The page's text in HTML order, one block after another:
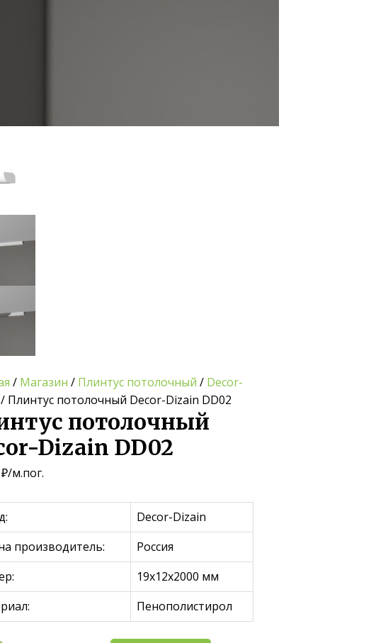
/ Магазин / Плинтус потолочный / Decor-
/ Плинтус потолочный Decor-Dizain DD02
потолочный
Dizain DD02
₽/м.пог.
Decor-Dizain
производитель:
Россия
19х12х2000 мм
Пенополистирол